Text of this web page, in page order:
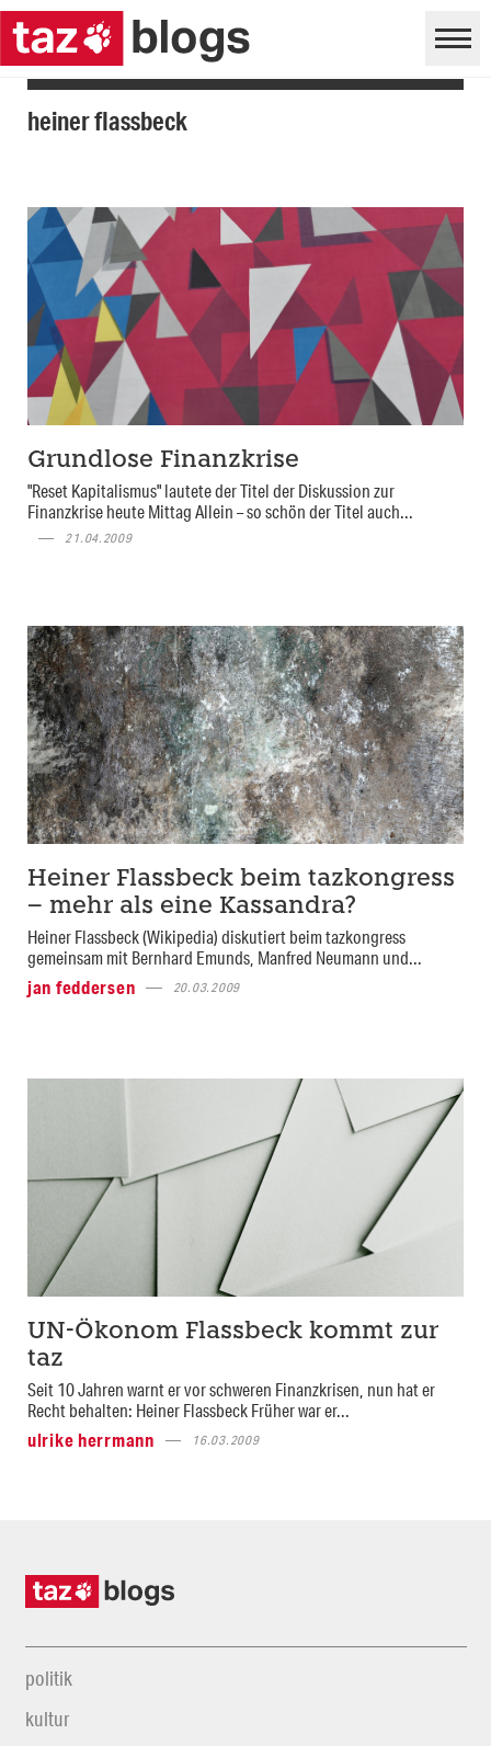
heiner flassbeck
Grundlose Finanzkrise
"Reset Kapitalismus" lautete der Titel der Diskussion zur
Finanzkrise heute Mittag Allein – so schön der Titel auch...
21.04.2009
Heiner Flassbeck beim tazkongress
– mehr als eine Kassandra?
Heiner Flassbeck (Wikipedia) diskutiert beim tazkongress
gemeinsam mit Bernhard Emunds, Manfred Neumann und...
jan feddersen
20.03.2009
UN-Ökonom Flassbeck kommt zur
taz
Seit 10 Jahren warnt er vor schweren Finanzkrisen, nun hat er
Recht behalten: Heiner Flassbeck Früher war er...
ulrike herrmann
16.03.2009
politik
kultur